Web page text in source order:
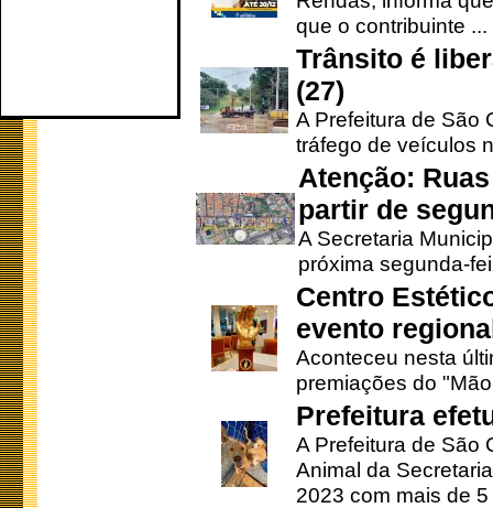
que o contribuinte ...
Trânsito é
(27)
A Prefeitura de São
tráfego de veículos
Atenção:
partir de
A Secretaria
próxima segunda-
Centro
evento
Aconteceu nesta
premiações do
Prefeitura
A Prefeitura de São
Animal da
2023 com mais de 5